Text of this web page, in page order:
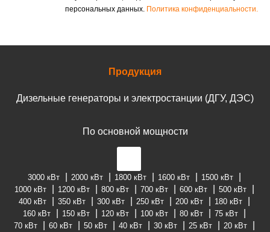
персональных данных. Политика конфиденциальности.
Продукция
Дизельные генераторы и электростанции (ДГУ, ДЭС)
По основной мощности
3000 кВт 2000 кВт 1800 кВт 1600 кВт
1500 кВт
1000 кВт
1200 кВт 800 кВт 700 кВт 600 кВт
500 кВт
400 кВт
350 кВт 300 кВт 250 кВт 200 кВт
180 кВт
160 кВт
150 кВт 120 кВт 100 кВт 80 кВт
75 кВт
70 кВт
60 кВт 50 кВт 40 кВт 30 кВт 25 кВт
20 кВт